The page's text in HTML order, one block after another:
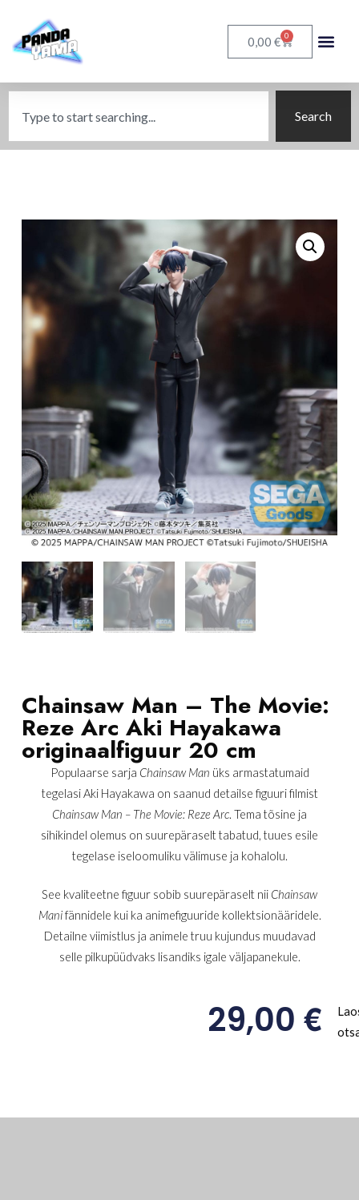
0,00 € 0
Search
Chainsaw Man – The Movie:
Reze Arc Aki Hayakawa
originaalfiguur 20 cm
Populaarse sarja Chainsaw Man üks armastatumaid
tegelasi Aki Hayakawa on saanud detailse figuuri filmist
Chainsaw Man – The Movie: Reze Arc. Tema tõsine ja
sihikindel olemus on suurepäraselt tabatud, tuues esile
tegelase iseloomuliku välimuse ja kohalolu.
See kvaliteetne figuur sobib suurepäraselt nii Chainsaw
Manifännidele kui ka animefiguuride kollektsionääridele.
Detailne viimistlus ja animele truu kujundus muudavad
selle pilkupüüdvaks lisandiks igale väljapanekule.
29,00€